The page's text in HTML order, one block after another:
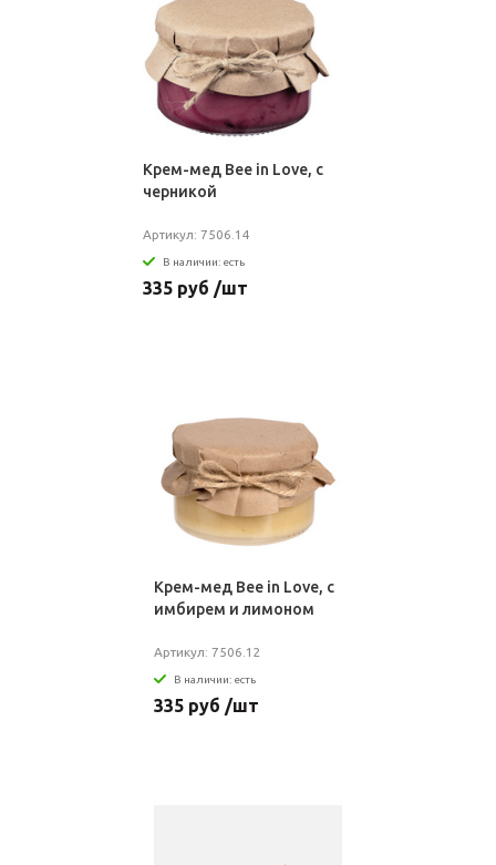
Крем-мед Bee in Love, с
черникой
Артикул: 7506.14
В наличии: есть
335 руб /шт
Крем-мед Bee in Love, с
имбирем и лимоном
Артикул: 7506.12
В наличии: есть
335 руб /шт